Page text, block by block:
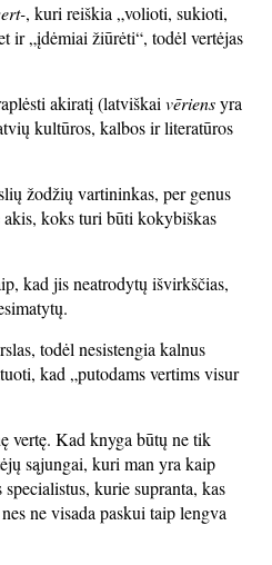
, kuri reiškia „volioti, sukioti,
ir „įdėmiai žiūrėti“, todėl vertėjas
akiratį (latviškai vēriensyra
kultūros, kalbos ir literatūros
žodžių vartininkas, per genus
akis, koks turi būti kokybiškas
kad jis neatrodytų išvirkščias,
todėl nesistengia kalnus
kad „putodams vertims visur
vertę. Kad knyga būtų ne tik
sąjungai, kuri man yra kaip
kurie supranta, kas
ne visada paskui taip lengva